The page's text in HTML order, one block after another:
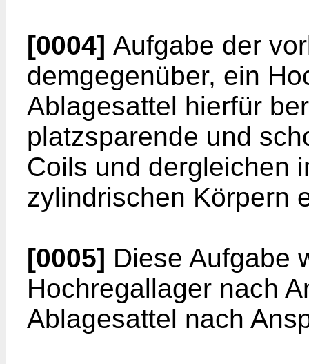
[0004] Aufgabe der
demgegenüber, ein
Ablagesattel hierfür
platzsparende und
Coils und dergleichen
zylindrischen Körpern
[0005] Diese Aufgabe
Hochregallager nach
Ablagesattel nach